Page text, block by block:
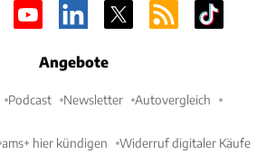
Angebote
Podcast Newsletter Autovergleich
ams+ hier kündigen Widerruf digitaler Käufe